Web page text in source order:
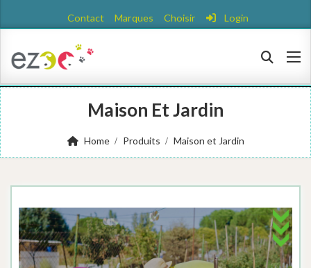
Contact Marques Choisir Login
Maison Et Jardin
Home Produits Maison et Jardin